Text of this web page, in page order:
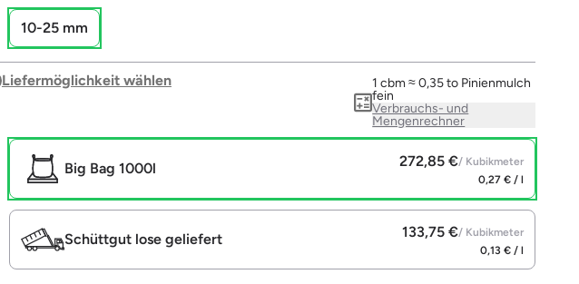
10-25 mm
Liefermöglichkeit wählen
1 cbm ≈ 0,35 to Pinienmulch
fein
Verbrauchs- und
Mengenrechner
Big Bag 1000l 272,85 €/ Kubikmeter
0,27 € / l
Schüttgut lose geliefert 133,75 €/ Kubikmeter
0,13 € / l